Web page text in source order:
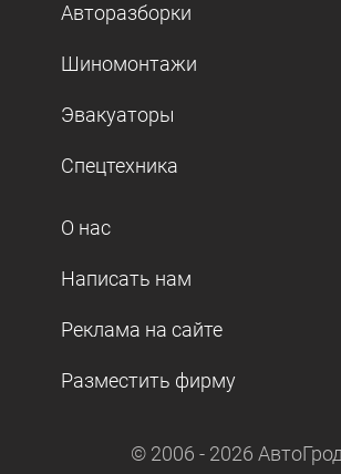
Авторазборки
Шиномонтажи
Эвакуаторы
Спецтехника
О нас
Написать нам
Реклама на сайте
Разместить фирму
© 2006 - 2026